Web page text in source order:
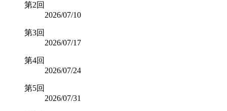
第2回
2026/07/10
第3回
2026/07/17
第4回
2026/07/24
第5回
2026/07/31